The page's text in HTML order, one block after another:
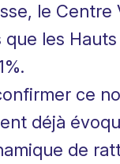
le Centre
que les
ce
déjà
de